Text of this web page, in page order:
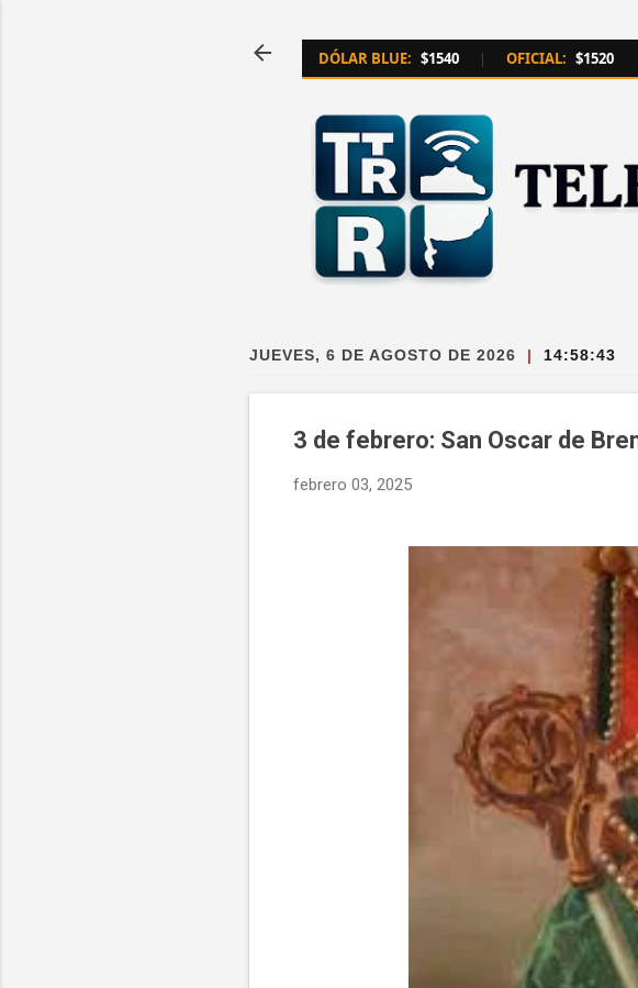
DÓLAR BLUE: $1540 | OFICIAL: $1520
JUEVES, 6 DE AGOSTO DE 2026 | 14:58:44
3 de febrero: San Oscar de
febrero 03, 2025